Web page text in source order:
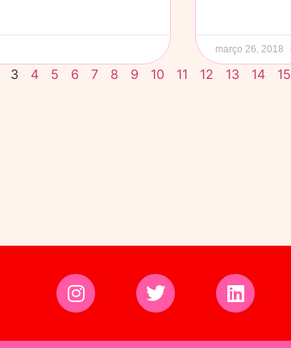
março 26, 2018
3 4 5 6 7 8 9 10 11 12 13 14 15